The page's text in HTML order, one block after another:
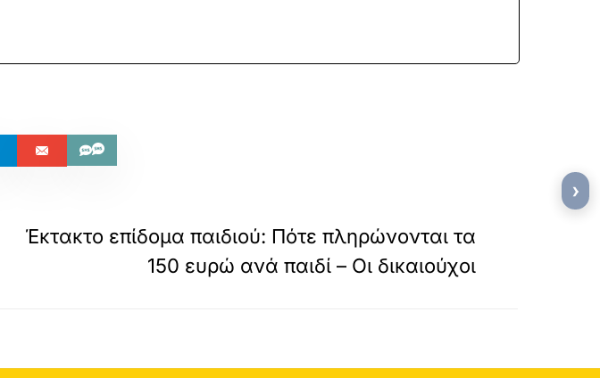
Έκτακτο επίδομα παιδιού: Πότε πληρώνονται τα
150 ευρώ ανά παιδί – Οι δικαιούχοι
›